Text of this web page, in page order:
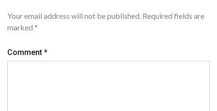
Your email address will not be published. Required fields are
marked *
Comment *